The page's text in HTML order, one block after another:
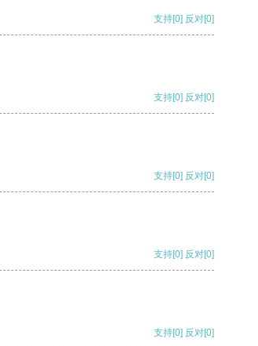
支持[0] 反对[0]
支持[0] 反对[0]
支持[0] 反对[0]
支持[0] 反对[0]
支持[0] 反对[0]